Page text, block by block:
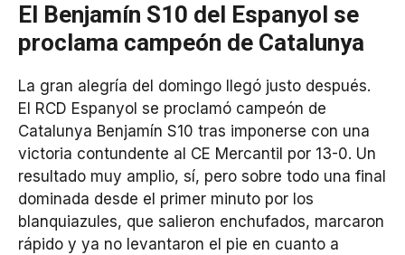
El Benjamín S10 del Espanyol se
proclama campeón de Catalunya
La gran alegría del domingo llegó justo después.
El RCD Espanyol se proclamó campeón de
Catalunya Benjamín S10 tras imponerse con una
victoria contundente al CE Mercantil por 13-0. Un
resultado muy amplio, sí, pero sobre todo una final
dominada desde el primer minuto por los
blanquiazules, que salieron enchufados, marcaron
rápido y ya no levantaron el pie en cuanto a